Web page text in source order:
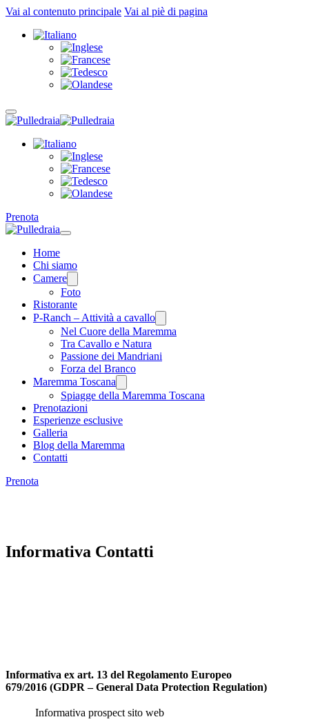
Vai al contenuto principale Vai al piè di pagina
Prenota
Home
Chi siamo
Camere
Foto
Ristorante
P-Ranch – Attività a cavallo
Nel Cuore della Maremma
Tra Cavallo e Natura
Passione dei Mandriani
Forza del Branco
Maremma Toscana
Spiagge della Maremma Toscana
Prenotazioni
Esperienze esclusive
Galleria
Blog della Maremma
Contatti
Prenota
Informativa Contatti
Informativa ex art. 13 del Regolamento Europeo
679/2016 (GDPR – General Data Protection Regulation)
Informativa prospect sito web